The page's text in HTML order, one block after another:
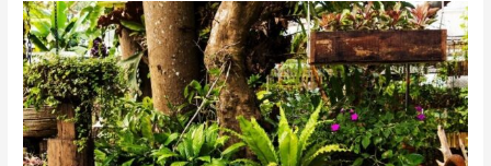
עיצוב
גינה
וסידור
נכון
של
הצמחים
בגינה